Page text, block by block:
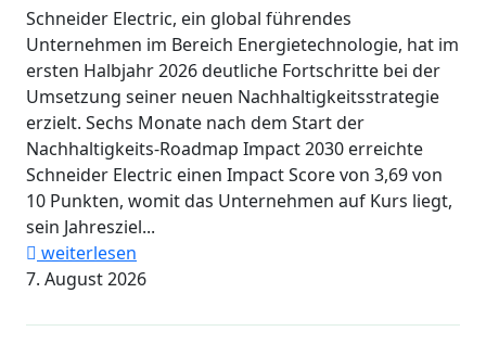
Schneider Electric, ein global führendes
Unternehmen im Bereich Energietechnologie, hat im
ersten Halbjahr 2026 deutliche Fortschritte bei der
Umsetzung seiner neuen Nachhaltigkeitsstrategie
erzielt. Sechs Monate nach dem Start der
Nachhaltigkeits-Roadmap Impact 2030 erreichte
Schneider Electric einen Impact Score von 3,69 von
10 Punkten, womit das Unternehmen auf Kurs liegt,
sein Jahresziel...
weiterlesen
7. August 2026